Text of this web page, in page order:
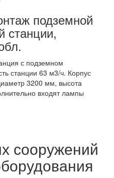
подземной
станции,
с подземном
станции 63 м3/ч. Корпус
3200 мм, высота
входят лампы
сооружений